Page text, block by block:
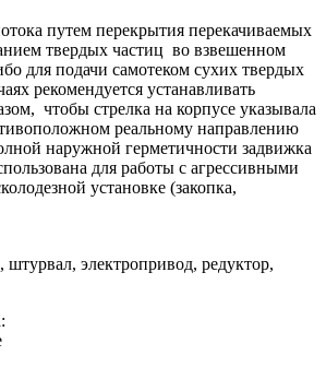
путем перекрытия перекачиваемых
твердых частиц во взвешенном
для подачи самотеком сухих твердых
рекомендуется устанавливать
чтобы стрелка на корпусе указывала
реальному направлению
наружной герметичности задвижка
для работы с агрессивными
установке (закопка,
электропривод, редуктор,